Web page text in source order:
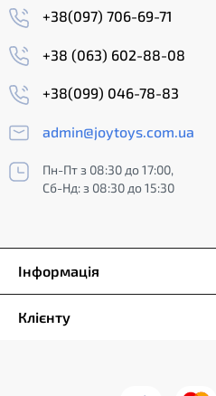
+38(097) 706-69-71
+38 (063) 602-88-08
+38(099) 046-78-83
admin@joytoys.com.ua
Пн-Пт з 08:30 до 17:00,
Сб-Нд: з 08:30 до 15:30
Інформація
Клієнту